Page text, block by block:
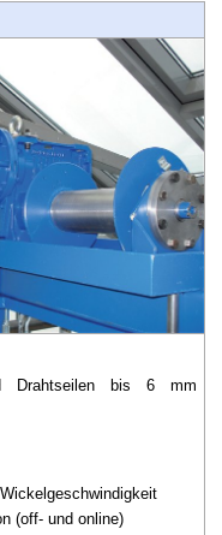
Drahtseilen bis 6 mm
(off- und online)